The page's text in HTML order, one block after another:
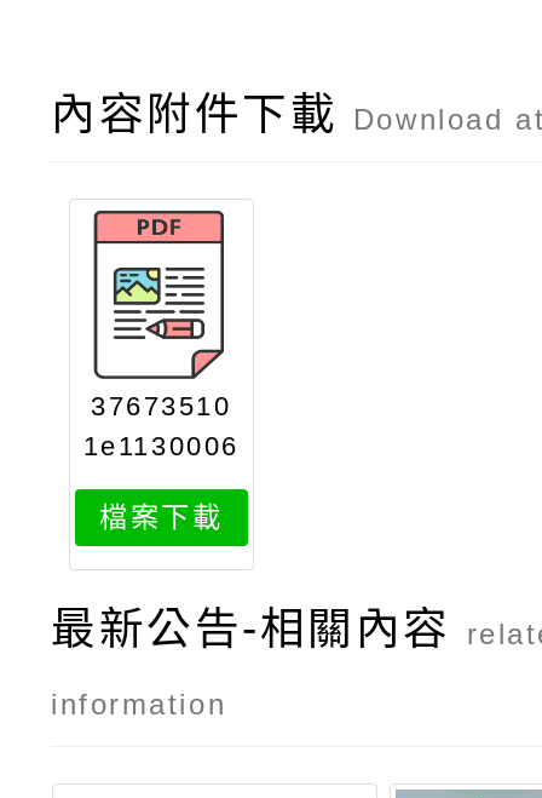
內容附件下載 Download
37673510
1e1130006
477attach
1
檔案下載
最新公告-相關內容
information